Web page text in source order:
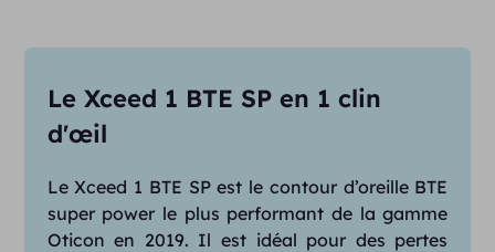
Le Xceed 1 BTE SP en 1 clin
d'œil
Le Xceed 1 BTE SP est le contour d’oreille BTE
super power le plus performant de la gamme
Oticon en 2019. Il est idéal pour des pertes